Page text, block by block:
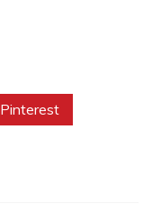
Pinterest